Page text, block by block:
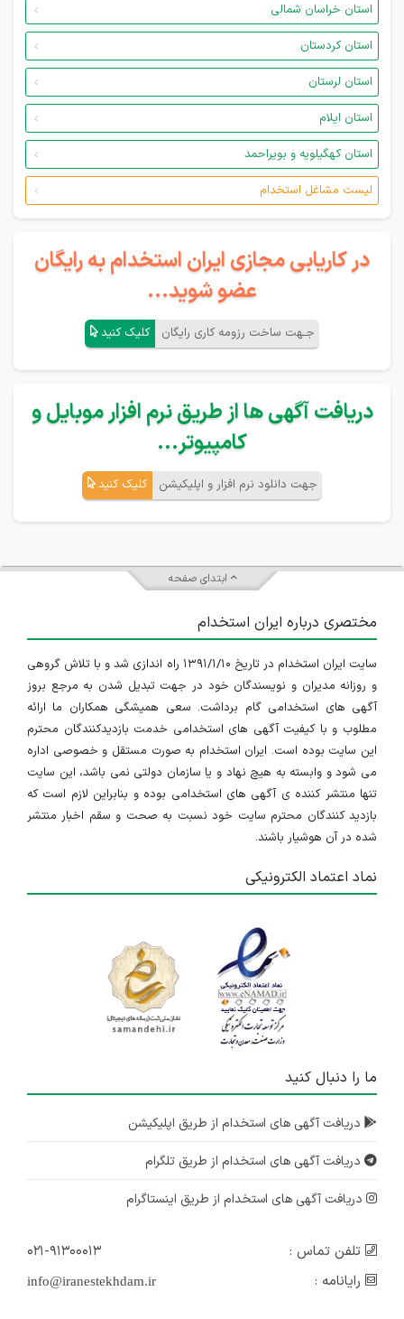
استان خراسان شمالی
استان کردستان
استان لرستان
استان ایلام
استان کهگیلویه و بویراحمد
لیست مشاغل استخدام
در کاریابی مجازی ایران استخدام به رایگان
عضو شوید...
جـهت ساخت رزومه کاری رایگان کلیک کنید
دریافت آگهی ها از طریق نرم افزار موبایل و
کامپیوتر...
جهت دانلود نرم افزار و اپلیکیشن کلیک کنید
ابتدای صفحه
مختصری درباره ایران استخدام
سایت ایران استخدام در تاریخ ۱۳۹۱/۱/۱۰ راه اندازی شد و با تلاش گروهی
و روزانه مدیران و نویسندگان خود در جهت تبدیل شدن به مرجع بروز
آگهی های استخدامی گام برداشت. سعی همیشگی همکاران ما ارائه
مطلوب و با کیفیت آگهی های استخدامی خدمت بازدیدکنندگان محترم
این سایت بوده است. ایران استخدام به صورت مستقل و خصوصی اداره
می شود و وابسته به هیچ نهاد و یا سازمان دولتی نمی باشد، این سایت
تنها منتشر کننده ی آگهی های استخدامی بوده و بنابراین لازم است که
بازدید کنندگان محترم سایت خود نسبت به صحت و سقم اخبار منتشر
شده در آن هوشیار باشند.
نماد اعتماد الکترونیکی
ما را دنبال کنید
دریافت آگهی های استخدام از طریق اپلیکیشن
دریافت آگهی های استخدام از طریق تلگرام
دریافت آگهی های استخدام از طریق اینستاگرام
تلفن تماس :
۰۲۱-۹۱۳۰۰۰۱۳
رایانامه :
info@iranestekhdam.ir